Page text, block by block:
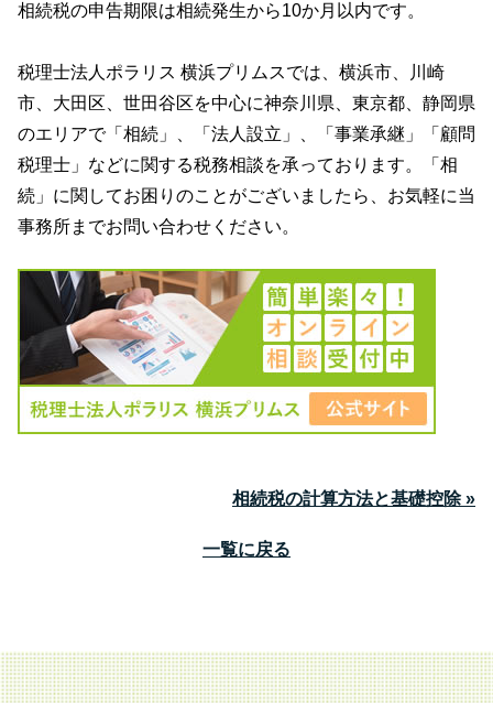
相続税の申告期限は相続発生から10か月以内です。
税理士法人ポラリス 横浜プリムスでは、横浜市、川崎
市、大田区、世田谷区を中心に神奈川県、東京都、静岡県
のエリアで「相続」、「法人設立」、「事業承継」「顧問
税理士」などに関する税務相談を承っております。「相
続」に関してお困りのことがございましたら、お気軽に当
事務所までお問い合わせください。
相続税の計算方法と基礎控除 »
一覧に戻る